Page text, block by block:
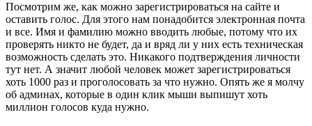
Посмотрим же, как можно зарегистрироваться на сайте и
оставить голос. Для этого нам понадобится электронная почта
и все. Имя и фамилию можно вводить любые, потому что их
проверять никто не будет, да и вряд ли у них есть техническая
возможность сделать это. Никакого подтверждения личности
тут нет. А значит любой человек может зарегистрироваться
хоть 1000 раз и проголосовать за что нужно. Опять же я молчу
об админах, которые в один клик мыши выпишут хоть
миллион голосов куда нужно.